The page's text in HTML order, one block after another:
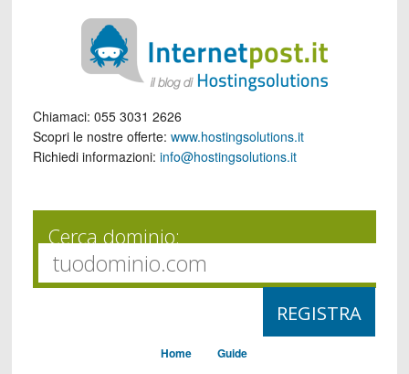
Chiamaci: 055 3031 2626
Scopri le nostre offerte: www.hostingsolutions.it
Richiedi informazioni: info@hostingsolutions.it
Cerca dominio:
Home Guide